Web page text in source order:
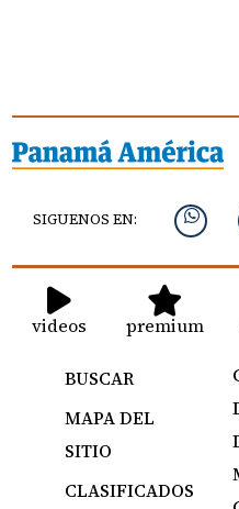
SIGUENOS EN:
videos premium
BUSCAR
MAPA DEL
SITIO
CLASIFICADOS